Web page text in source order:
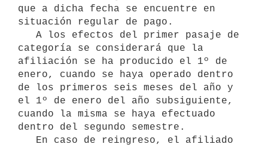
que a dicha fecha se encuentre en
situación regular de pago.
categoría se considerará que la
afiliación se ha producido el 1º de
enero, cuando se haya operado dentro
de los primeros seis meses del año y
el 1º de enero del año subsiguiente,
cuando la misma se haya efectuado
dentro del segundo semestre.